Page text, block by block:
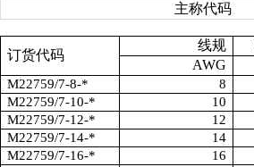
主称代码
订货代码
线规
AWG
M22759/7-8-* 8
M22759/7-10-*
10
M22759/7-12-*
12
M22759/7-14-*
14
M22759/7-16-*
16